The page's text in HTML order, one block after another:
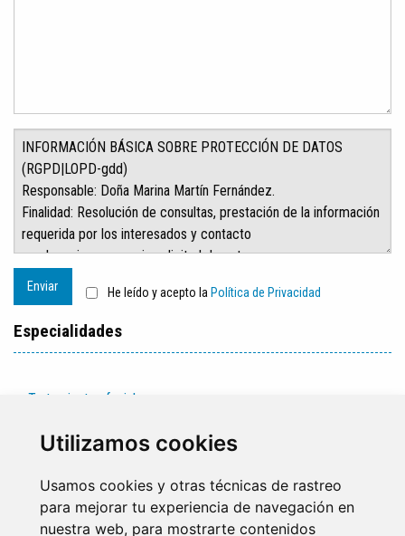
Utilizamos cookies
Usamos cookies y otras técnicas de rastreo
para mejorar tu experiencia de navegación en
nuestra web, para mostrarte contenidos
Enviar He leído y acepto la Política de Privacidad
Especialidades
Tratamientos faciales
Tratamientos corporales